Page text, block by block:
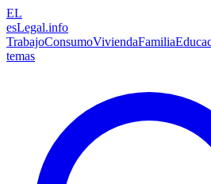
EL
esLegal.info
TrabajoConsumoViviendaFamilia
temas